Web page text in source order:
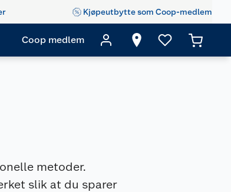
Kjøpeutbytte som Coop-medlem
Coop medlem
metoder.
slik at du sparer